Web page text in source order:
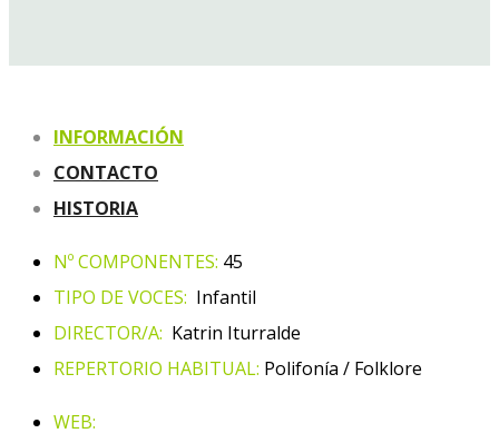
INFORMACIÓN
CONTACTO
HISTORIA
Nº COMPONENTES: 45
TIPO DE VOCES: Infantil
DIRECTOR/A: Katrin Iturralde
REPERTORIO HABITUAL: Polifonía / Folklore
WEB: